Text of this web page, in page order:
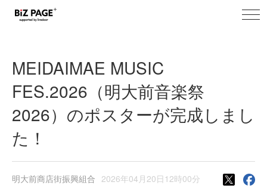
toggle
MEIDAIMAE MUSIC
FES.2026（明大前音楽祭
2026）のポスターが完成しまし
た！
明大前商店街振興組合 2026年04月20日12時00分